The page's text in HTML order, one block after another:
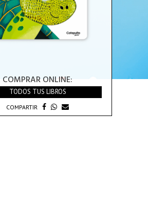
COMPRAR ONLINE:
TODOS TUS LIBROS
COMPARTIR